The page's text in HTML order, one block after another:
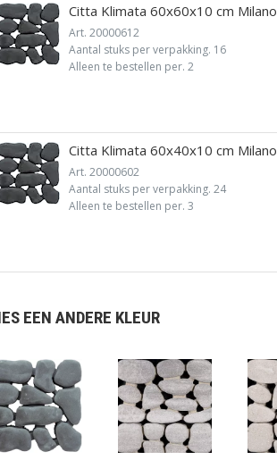
Citta Klimata 60x60x10 cm Milano
Art. 20000612
Aantal stuks per verpakking. 16
Alleen te bestellen per. 2
Citta Klimata 60x40x10 cm Milano
Art. 20000602
Aantal stuks per verpakking. 24
Alleen te bestellen per. 3
EEN ANDERE KLEUR